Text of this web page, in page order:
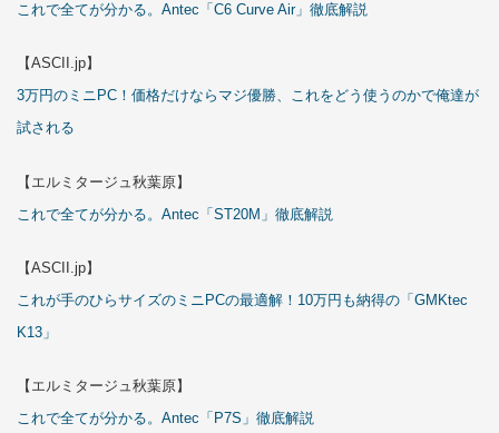
これで全てが分かる。Antec「C6 Curve Air」徹底解説
【ASCII.jp】
3万円のミニPC！価格だけならマジ優勝、これをどう使うのかで俺達が
試される
【エルミタージュ秋葉原】
これで全てが分かる。Antec「ST20M」徹底解説
【ASCII.jp】
これが手のひらサイズのミニPCの最適解！10万円も納得の「GMKtec
K13」
【エルミタージュ秋葉原】
これで全てが分かる。Antec「P7S」徹底解説